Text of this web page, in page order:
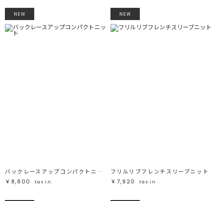
NEW
バックレースアップコンパクトニット
￥8,800
tax in
NEW
フリルリブフレンチスリーブニット
￥7,920
tax in